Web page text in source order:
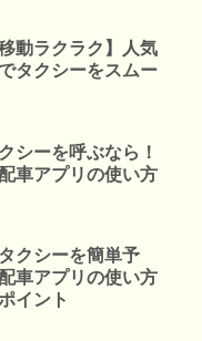
動ラクラク】人気
タクシーをスムー
シーを呼ぶなら！
車アプリの使い方
クシーを簡単予
車アプリの使い方
イント